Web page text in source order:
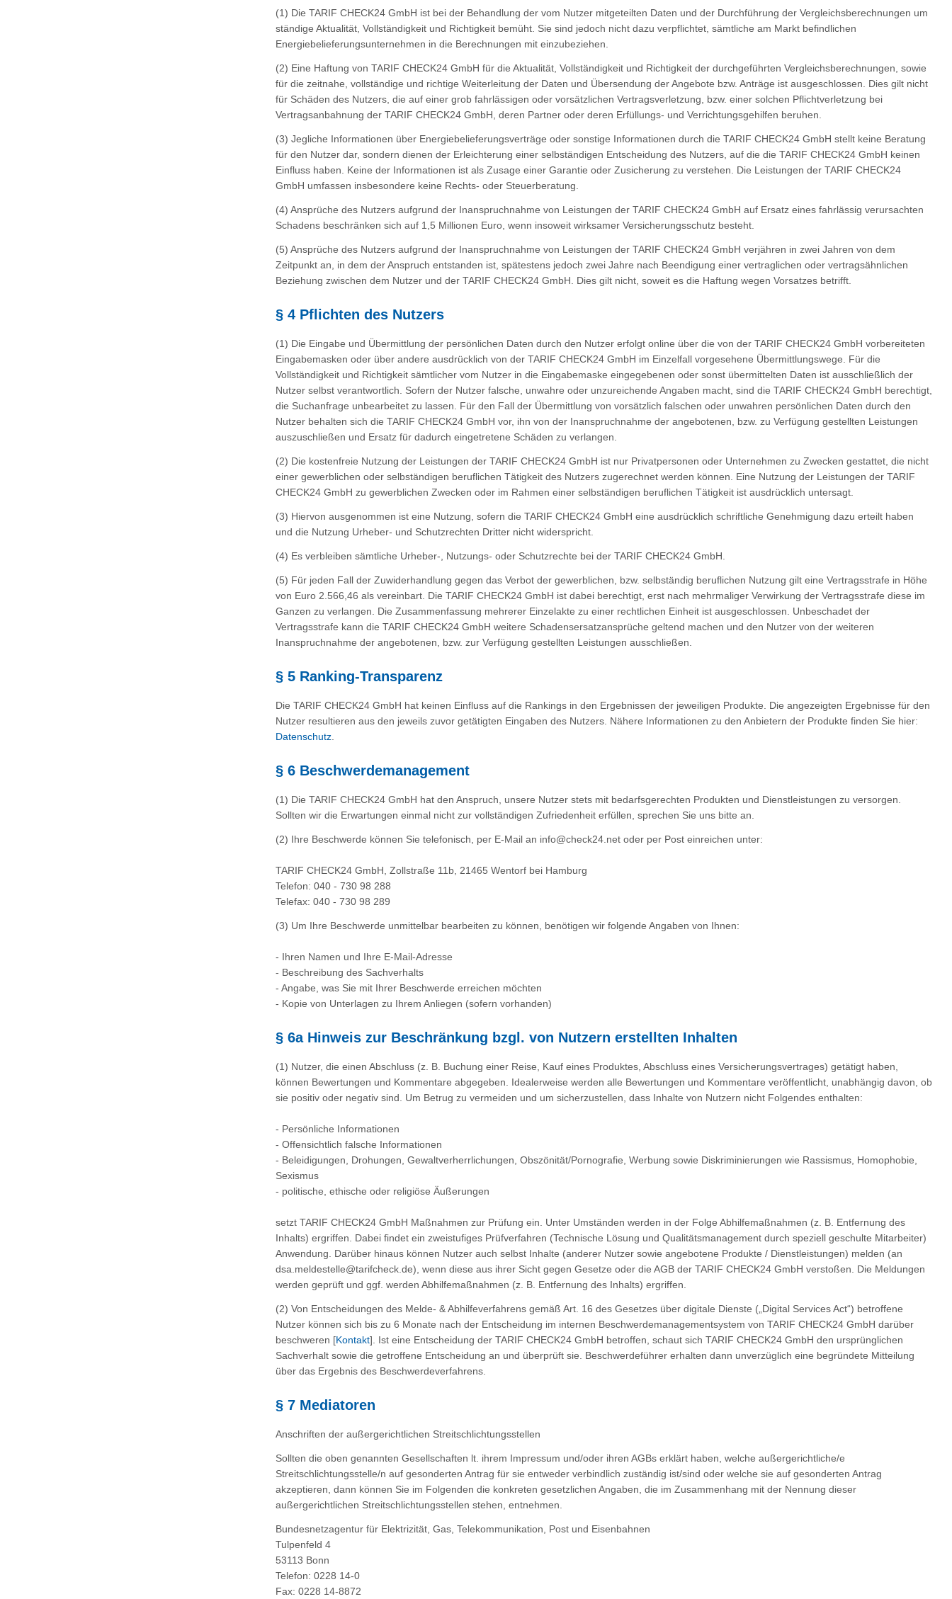
(1) Die TARIF CHECK24 GmbH ist bei der Behandlung der vom Nutzer mitgeteilten Daten und der Durchführung der Vergleichsberechnungen um
ständige Aktualität, Vollständigkeit und Richtigkeit bemüht. Sie sind jedoch nicht dazu verpflichtet, sämtliche am Markt befindlichen
Energiebelieferungsunternehmen in die Berechnungen mit einzubeziehen.
(2) Eine Haftung von TARIF CHECK24 GmbH für die Aktualität, Vollständigkeit und Richtigkeit der durchgeführten Vergleichsberechnungen, sowie
für die zeitnahe, vollständige und richtige Weiterleitung der Daten und Übersendung der Angebote bzw. Anträge ist ausgeschlossen. Dies gilt nicht
für Schäden des Nutzers, die auf einer grob fahrlässigen oder vorsätzlichen Vertragsverletzung, bzw. einer solchen Pflichtverletzung bei
Vertragsanbahnung der TARIF CHECK24 GmbH, deren Partner oder deren Erfüllungs- und Verrichtungsgehilfen beruhen.
(3) Jegliche Informationen über Energiebelieferungsverträge oder sonstige Informationen durch die TARIF CHECK24 GmbH stellt keine Beratung
für den Nutzer dar, sondern dienen der Erleichterung einer selbständigen Entscheidung des Nutzers, auf die die TARIF CHECK24 GmbH keinen
Einfluss haben. Keine der Informationen ist als Zusage einer Garantie oder Zusicherung zu verstehen. Die Leistungen der TARIF CHECK24
GmbH umfassen insbesondere keine Rechts- oder Steuerberatung.
(4) Ansprüche des Nutzers aufgrund der Inanspruchnahme von Leistungen der TARIF CHECK24 GmbH auf Ersatz eines fahrlässig verursachten
Schadens beschränken sich auf 1,5 Millionen Euro, wenn insoweit wirksamer Versicherungsschutz besteht.
(5) Ansprüche des Nutzers aufgrund der Inanspruchnahme von Leistungen der TARIF CHECK24 GmbH verjähren in zwei Jahren von dem
Zeitpunkt an, in dem der Anspruch entstanden ist, spätestens jedoch zwei Jahre nach Beendigung einer vertraglichen oder vertragsähnlichen
Beziehung zwischen dem Nutzer und der TARIF CHECK24 GmbH. Dies gilt nicht, soweit es die Haftung wegen Vorsatzes betrifft.
§ 4 Pflichten des Nutzers
(1) Die Eingabe und Übermittlung der persönlichen Daten durch den Nutzer erfolgt online über die von der TARIF CHECK24 GmbH vorbereiteten
Eingabemasken oder über andere ausdrücklich von der TARIF CHECK24 GmbH im Einzelfall vorgesehene Übermittlungswege. Für die
Vollständigkeit und Richtigkeit sämtlicher vom Nutzer in die Eingabemaske eingegebenen oder sonst übermittelten Daten ist ausschließlich der
Nutzer selbst verantwortlich. Sofern der Nutzer falsche, unwahre oder unzureichende Angaben macht, sind die TARIF CHECK24 GmbH berechtigt,
die Suchanfrage unbearbeitet zu lassen. Für den Fall der Übermittlung von vorsätzlich falschen oder unwahren persönlichen Daten durch den
Nutzer behalten sich die TARIF CHECK24 GmbH vor, ihn von der Inanspruchnahme der angebotenen, bzw. zu Verfügung gestellten Leistungen
auszuschließen und Ersatz für dadurch eingetretene Schäden zu verlangen.
(2) Die kostenfreie Nutzung der Leistungen der TARIF CHECK24 GmbH ist nur Privatpersonen oder Unternehmen zu Zwecken gestattet, die nicht
einer gewerblichen oder selbständigen beruflichen Tätigkeit des Nutzers zugerechnet werden können. Eine Nutzung der Leistungen der TARIF
CHECK24 GmbH zu gewerblichen Zwecken oder im Rahmen einer selbständigen beruflichen Tätigkeit ist ausdrücklich untersagt.
(3) Hiervon ausgenommen ist eine Nutzung, sofern die TARIF CHECK24 GmbH eine ausdrücklich schriftliche Genehmigung dazu erteilt haben
und die Nutzung Urheber- und Schutzrechten Dritter nicht widerspricht.
(4) Es verbleiben sämtliche Urheber-, Nutzungs- oder Schutzrechte bei der TARIF CHECK24 GmbH.
(5) Für jeden Fall der Zuwiderhandlung gegen das Verbot der gewerblichen, bzw. selbständig beruflichen Nutzung gilt eine Vertragsstrafe in Höhe
von Euro 2.566,46 als vereinbart. Die TARIF CHECK24 GmbH ist dabei berechtigt, erst nach mehrmaliger Verwirkung der Vertragsstrafe diese im
Ganzen zu verlangen. Die Zusammenfassung mehrerer Einzelakte zu einer rechtlichen Einheit ist ausgeschlossen. Unbeschadet der
Vertragsstrafe kann die TARIF CHECK24 GmbH weitere Schadensersatzansprüche geltend machen und den Nutzer von der weiteren
Inanspruchnahme der angebotenen, bzw. zur Verfügung gestellten Leistungen ausschließen.
§ 5 Ranking-Transparenz
Die TARIF CHECK24 GmbH hat keinen Einfluss auf die Rankings in den Ergebnissen der jeweiligen Produkte. Die angezeigten Ergebnisse für den
Nutzer resultieren aus den jeweils zuvor getätigten Eingaben des Nutzers. Nähere Informationen zu den Anbietern der Produkte finden Sie hier:
Datenschutz.
§ 6 Beschwerdemanagement
(1) Die TARIF CHECK24 GmbH hat den Anspruch, unsere Nutzer stets mit bedarfsgerechten Produkten und Dienstleistungen zu versorgen.
Sollten wir die Erwartungen einmal nicht zur vollständigen Zufriedenheit erfüllen, sprechen Sie uns bitte an.
(2) Ihre Beschwerde können Sie telefonisch, per E-Mail an info@check24.net oder per Post einreichen unter:
TARIF CHECK24 GmbH, Zollstraße 11b, 21465 Wentorf bei Hamburg
Telefon: 040 - 730 98 288
Telefax: 040 - 730 98 289
(3) Um Ihre Beschwerde unmittelbar bearbeiten zu können, benötigen wir folgende Angaben von Ihnen:
- Ihren Namen und Ihre E-Mail-Adresse
- Beschreibung des Sachverhalts
- Angabe, was Sie mit Ihrer Beschwerde erreichen möchten
- Kopie von Unterlagen zu Ihrem Anliegen (sofern vorhanden)
§ 6a Hinweis zur Beschränkung bzgl. von Nutzern erstellten Inhalten
(1) Nutzer, die einen Abschluss (z. B. Buchung einer Reise, Kauf eines Produktes, Abschluss eines Versicherungsvertrages) getätigt haben,
können Bewertungen und Kommentare abgegeben. Idealerweise werden alle Bewertungen und Kommentare veröffentlicht, unabhängig davon, ob
sie positiv oder negativ sind. Um Betrug zu vermeiden und um sicherzustellen, dass Inhalte von Nutzern nicht Folgendes enthalten:
- Persönliche Informationen
- Offensichtlich falsche Informationen
- Beleidigungen, Drohungen, Gewaltverherrlichungen, Obszönität/Pornografie, Werbung sowie Diskriminierungen wie Rassismus, Homophobie,
Sexismus
- politische, ethische oder religiöse Äußerungen
setzt TARIF CHECK24 GmbH Maßnahmen zur Prüfung ein. Unter Umständen werden in der Folge Abhilfemaßnahmen (z. B. Entfernung des
Inhalts) ergriffen. Dabei findet ein zweistufiges Prüfverfahren (Technische Lösung und Qualitätsmanagement durch speziell geschulte Mitarbeiter)
Anwendung. Darüber hinaus können Nutzer auch selbst Inhalte (anderer Nutzer sowie angebotene Produkte / Dienstleistungen) melden (an
dsa.meldestelle@tarifcheck.de), wenn diese aus ihrer Sicht gegen Gesetze oder die AGB der TARIF CHECK24 GmbH verstoßen. Die Meldungen
werden geprüft und ggf. werden Abhilfemaßnahmen (z. B. Entfernung des Inhalts) ergriffen.
(2) Von Entscheidungen des Melde- & Abhilfeverfahrens gemäß Art. 16 des Gesetzes über digitale Dienste („Digital Services Act“) betroffene
Nutzer können sich bis zu 6 Monate nach der Entscheidung im internen Beschwerdemanagementsystem von TARIF CHECK24 GmbH darüber
beschweren [Kontakt]. Ist eine Entscheidung der TARIF CHECK24 GmbH betroffen, schaut sich TARIF CHECK24 GmbH den ursprünglichen
Sachverhalt sowie die getroffene Entscheidung an und überprüft sie. Beschwerdeführer erhalten dann unverzüglich eine begründete Mitteilung
über das Ergebnis des Beschwerdeverfahrens.
§ 7 Mediatoren
Anschriften der außergerichtlichen Streitschlichtungsstellen
Sollten die oben genannten Gesellschaften lt. ihrem Impressum und/oder ihren AGBs erklärt haben, welche außergerichtliche/e
Streitschlichtungsstelle/n auf gesonderten Antrag für sie entweder verbindlich zuständig ist/sind oder welche sie auf gesonderten Antrag
akzeptieren, dann können Sie im Folgenden die konkreten gesetzlichen Angaben, die im Zusammenhang mit der Nennung dieser
außergerichtlichen Streitschlichtungsstellen stehen, entnehmen.
Bundesnetzagentur für Elektrizität, Gas, Telekommunikation, Post und Eisenbahnen
Tulpenfeld 4
53113 Bonn
Telefon: 0228 14-0
Fax: 0228 14-8872